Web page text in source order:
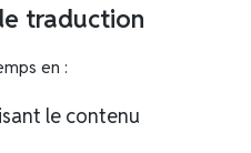
traduction
en :
le contenu